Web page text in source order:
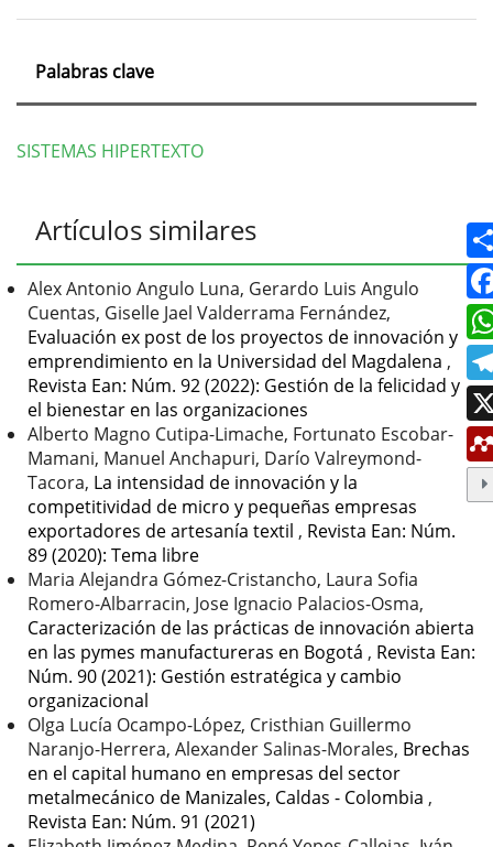
Palabras clave
SISTEMAS HIPERTEXTO
Detalles
del
artículo
Artículos similares
Alex Antonio Angulo Luna, Gerardo Luis Angulo
Cuentas, Giselle Jael Valderrama Fernández,
Evaluación ex post de los proyectos de innovación y
emprendimiento en la Universidad del Magdalena ,
Revista Ean: Núm. 92 (2022): Gestión de la felicidad y
el bienestar en las organizaciones
Alberto Magno Cutipa-Limache, Fortunato Escobar-
Mamani, Manuel Anchapuri, Darío Valreymond-
Tacora, La intensidad de innovación y la
competitividad de micro y pequeñas empresas
exportadores de artesanía textil , Revista Ean: Núm.
89 (2020): Tema libre
Maria Alejandra Gómez-Cristancho, Laura Sofia
Romero-Albarracin, Jose Ignacio Palacios-Osma,
Caracterización de las prácticas de innovación abierta
en las pymes manufactureras en Bogotá , Revista Ean:
Núm. 90 (2021): Gestión estratégica y cambio
organizacional
Olga Lucía Ocampo-López, Cristhian Guillermo
Naranjo-Herrera, Alexander Salinas-Morales, Brechas
en el capital humano en empresas del sector
metalmecánico de Manizales, Caldas - Colombia ,
Revista Ean: Núm. 91 (2021)